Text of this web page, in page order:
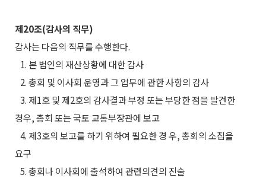
제20조(감사의 직무)
감사는 다음의 직무를 수행한다.
1. 본 법인의 재산상황에 대한 감사
2. 총회 및 이사회 운영과 그 업무에 관한 사항의 감사
3. 제1호 및 제2호의 감사결과 부정 또는 부당한 점을 발견한
경우, 총회 또는 국토 교통부장관에 보고
4. 제3호의 보고를 하기 위하여 필요한 경 우, 총회의 소집을
요구
5. 총회나 이사회에 출석하여 관련의견의 진술